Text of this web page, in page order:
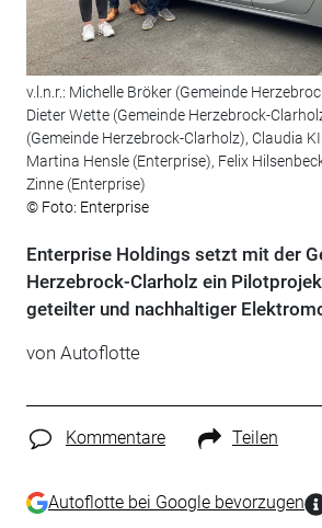
v.l.n.r.: Michelle Bröker (Gemeinde
Dieter Wette (Gemeinde Herzebrock-
(Gemeinde Herzebrock-Clarholz), Claudia
Martina Hensle (Enterprise), Felix
Zinne (Enterprise)
© Foto: Enterprise
Enterprise Holdings setzt mit der
Herzebrock-Clarholz ein
geteilter und nachhaltiger
von Autoflotte
Kommentare Teilen
Autoflotte bei Google bevorzugen